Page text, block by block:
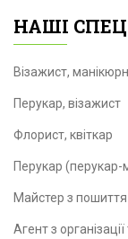
НАШІ
Візажист,
Перукар, візажист
Флорист, квіткар
Перукар
Майстер з
Агент з